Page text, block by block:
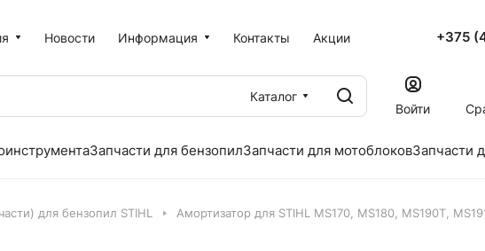
Новости Информация Контакты Акции +375
Каталог
Войти
Запчасти для бензопилЗапчасти для мотоблоковЗапчасти
для бензопил STIHL Амортизатор для STIHL MS170, MS180, MS190T,